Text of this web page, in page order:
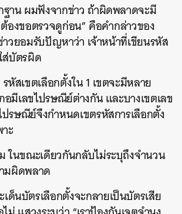
ฐาน ผมฟังจากข่าว ถ้าผิดพลาดจะมี
องขอตรวจดูก่อน” คือคำกล่าวของ
วยอมรับปัญหาว่า เจ้าหน้าที่เขียนรหัส
ส่บัตรผิด
หัสเขตเลือกตั้งใน 1 เขตจะมีหลาย
อมีเลขไปรษณีย์ต่างกัน และบางเขตเลข
รษณีย์จึงกำหนดเขตรหัสการเลือกตั้ง
ะ
ในขณะเดียวกันกลับไม่ระบุถึงจำนวน
มผิดพลาด
ด็นบัตรเลือกตั้งจะกลายเป็นบัตรเสีย